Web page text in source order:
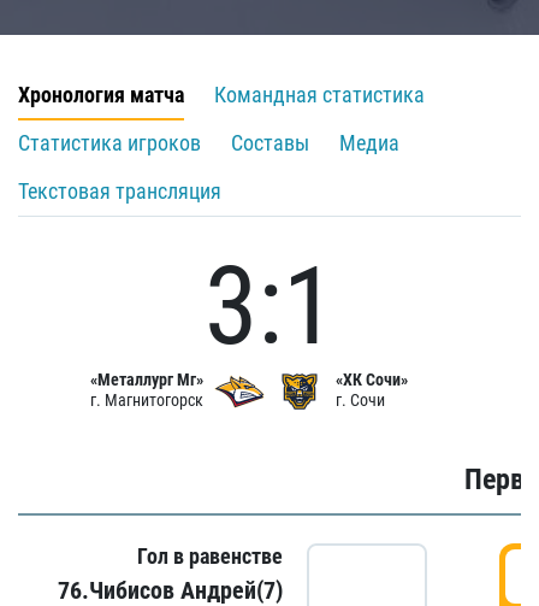
Хронология матча
Командная статистика
Статистика игроков
Составы
Медиа
Текстовая трансляция
«Металлург Мг»
г. Магнитогорск
3:1
«ХК Сочи»
г. Сочи
Гол в равенстве
76.Чибисов Андрей(7)